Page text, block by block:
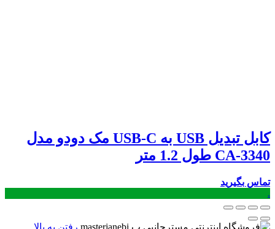
کابل تبدیل USB به USB-C مک دودو مدل
CA-3340 طول 1.2 متر
تماس بگیرید
.